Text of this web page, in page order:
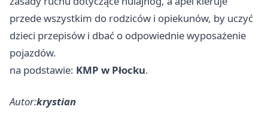
przede wszystkim do rodziców i opiekunów, by uczyć
dzieci przepisów i dbać o odpowiednie wyposażenie
pojazdów.
na podstawie: KMP w Płocku.
Autor:krystian